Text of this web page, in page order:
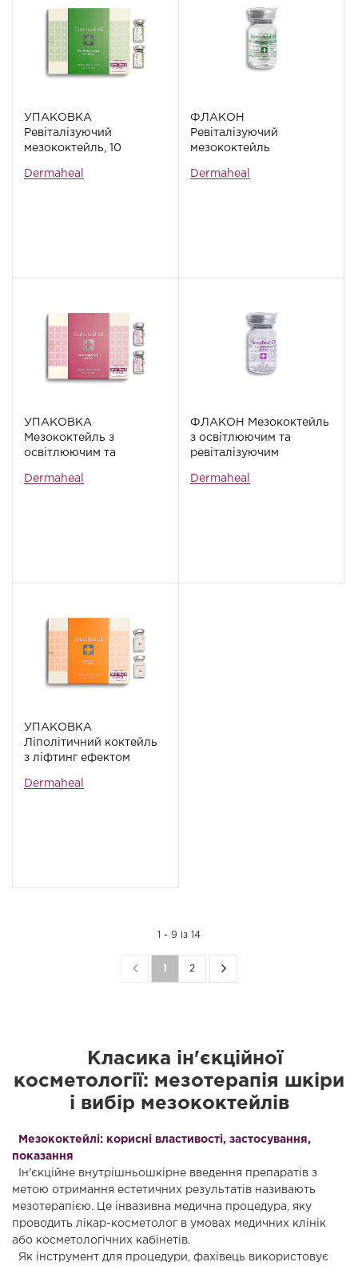
УПАКОВКА
Ревіталізуючий
мезококтейль, 10
Dermaheal
ФЛАКОН
Ревіталізуючий
мезококтейль
Dermaheal
УПАКОВКА
Мезококтейль з
освітлюючим та
ефектами Dermaheal SB,
Dermaheal
ФЛАКОН Мезококтейль
з освітлюючим та
ревіталізуючим
5 мл
Dermaheal
УПАКОВКА
Ліполітичний коктейль
з ліфтинг ефектом
флаконів
Dermaheal
1 - 9 із 14
1 2
Класика ін'єкційної
косметології: мезотерапія шкіри
і вибір мезококтейлів
Мезококтейлі: корисні властивості, застосування,
показання
Ін'єкційне внутрішньошкірне введення препаратів з
метою отримання естетичних результатів називають
мезотерапією. Це інвазивна медична процедура, яку
проводить лікар-косметолог в умовах медичних клінік
або косметологічних кабінетів.
Як інструмент для процедури, фахівець використовує